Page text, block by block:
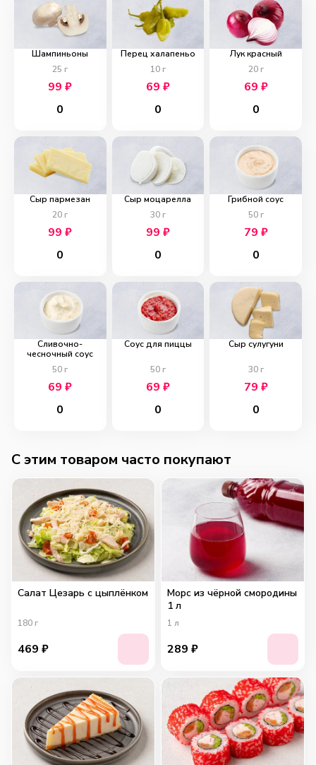
Шампиньоны
25 г
99₽
0
Перец халапеньо
10г
69 ₽
0
Лук красный
20г
69 ₽
0
Сыр пармезан
20 г
99₽
0
Сыр моцарелла
30г
99 ₽
0
Грибной соус
50г
79 ₽
0
Сливочно-
чесночный соус
50 г
69₽
0
Соус для пиццы
50г
69 ₽
0
Сыр сулугуни
30г
79 ₽
0
C этим товаром часто покупают
Салат Цезарь с цыплёнком
180 г
469 ₽
Морс из чёрной смородины
1 л
1 л
289 ₽